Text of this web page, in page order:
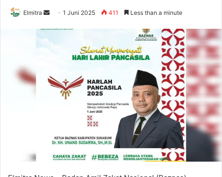
Elmitra
Send1 Juni 2025 411 Less than a minute